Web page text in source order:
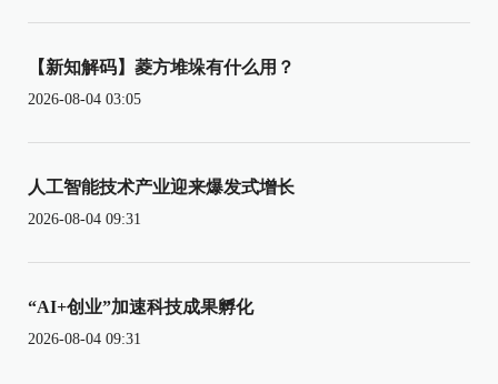
【新知解码】菱方堆垛有什么用？
2026-08-04 03:05
人工智能技术产业迎来爆发式增长
2026-08-04 09:31
“AI+创业”加速科技成果孵化
2026-08-04 09:31